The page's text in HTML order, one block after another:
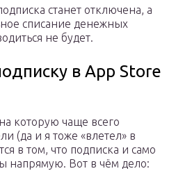
станет отключена, а
списание денежных
не будет.
в App Store
которую чаще всего
(да и я тоже «влетел» в
в том, что подписка и само
напрямую. Вот в чём дело: